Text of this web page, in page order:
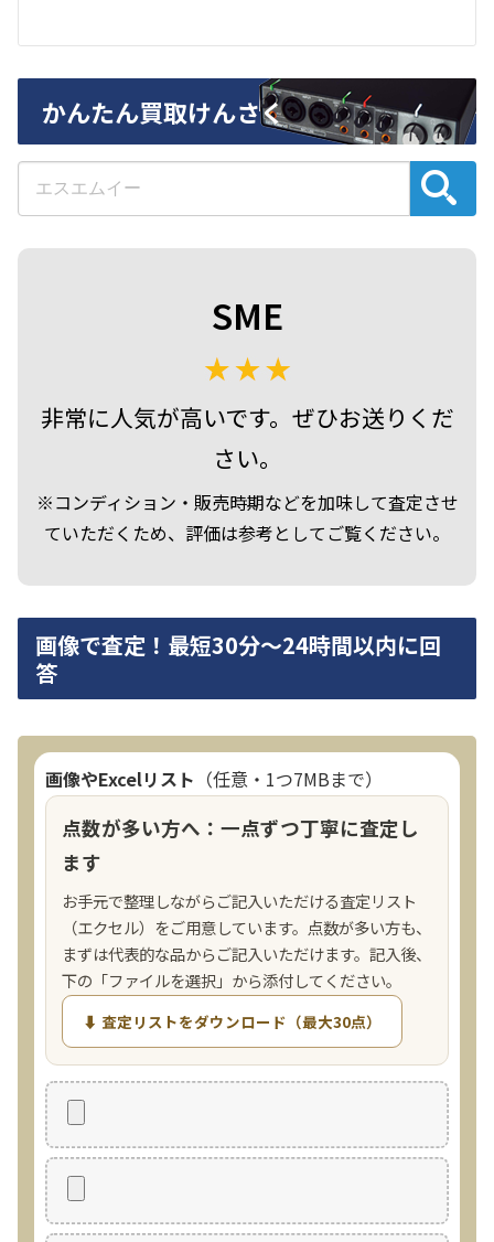
かんたん買取けんさく
SME
非常に人気が高いです。ぜひお送りくだ
さい。
※コンディション・販売時期などを加味して査定させ
ていただくため、評価は参考としてご覧ください。
画像で査定！最短30分～24時間以内に回
答
画像やExcelリスト （任意・1つ7MBまで）
点数が多い方へ：一点ずつ丁寧に査定し
ます
お手元で整理しながらご記入いただける査定リスト
（エクセル）をご用意しています。点数が多い方も、
まずは代表的な品からご記入いただけます。記入後、
下の「ファイルを選択」から添付してください。
⬇ 査定リストをダウンロード（最大30点）